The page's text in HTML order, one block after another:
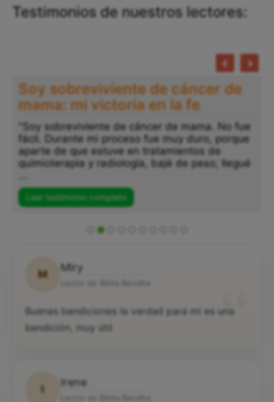
Testimonios de nuestros lectores:
Soy sobreviviente de cáncer de
mama: mi victoria en la fe
"Soy sobreviviente de cáncer de mama. No fue
fácil. Durante mi proceso fue muy duro, porque
aparte de que estuve en tratamientos de
quimioterapia y radiología, bajé de peso; llegué
Leer testimonio completo
M
Miry
“
Buenas bendiciones la verdad para mi es una
bendición, muy útil
I
Irene